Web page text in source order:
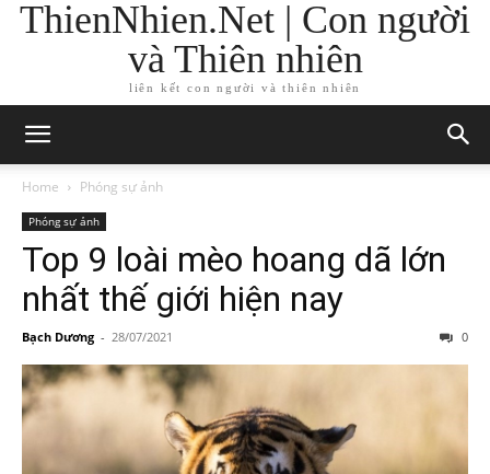
ThienNhien.Net | Con người
và Thiên nhiên
liên kết con người và thiên nhiên
Home Phóng sự ảnh
Phóng sự ảnh
Top 9 loài mèo hoang dã lớn
nhất thế giới hiện nay
Bạch Dương - 28/07/2021 0